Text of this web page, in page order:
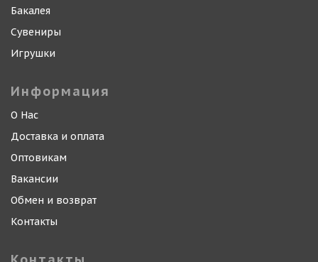
Бакалея
Сувениры
Игрушки
Информация
О Нас
Доставка и оплата
Оптовикам
Вакансии
Обмен и возврат
Контакты